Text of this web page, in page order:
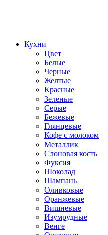
Кухни
Цвет
Белые
Черные
Желтые
Красные
Зеленые
Серые
Бежевые
Глянцевые
Кофе с молоком
Металлик
Слоновая кость
Фуксия
Шоколад
Шампань
Оливковые
Оранжевые
Вишневые
Изумрудные
Венге